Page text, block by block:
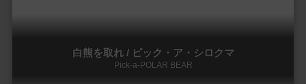
白熊を取れ / ピック・ア・シロクマ
Pick-a-POLAR BEAR